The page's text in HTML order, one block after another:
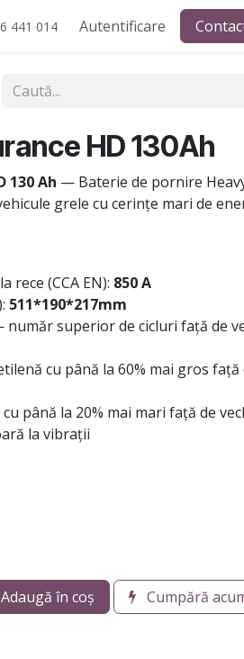
441 014 Autentificare
HD 130Ah
130 Ah — Baterie de pornire
grele cu cerințe mari de
rece (CCA EN): 850 A
511*190*217mm
superior de cicluri față de
cu până la 60% mai gros față
până la 20% mai mari față de
la vibrații
Adaugă în coș Cumpără